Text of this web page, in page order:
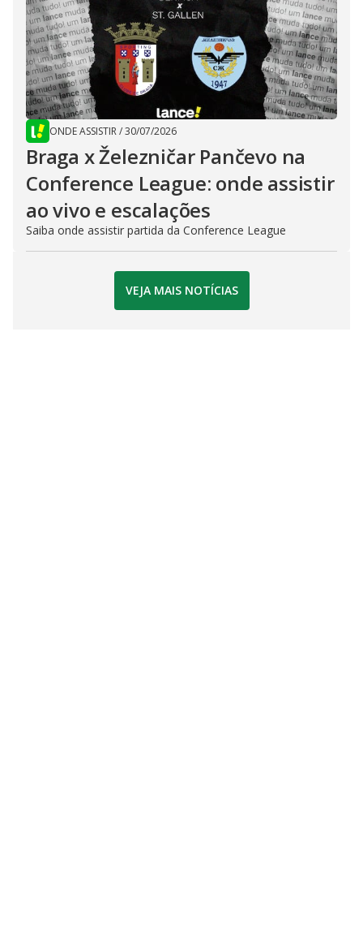
ONDE ASSISTIR/30/07/2026
Braga x Železničar Pančevo na
Conference League: onde assistir
ao vivo e escalações
Saiba onde assistir partida da Conference League
VEJA MAIS NOTÍCIAS